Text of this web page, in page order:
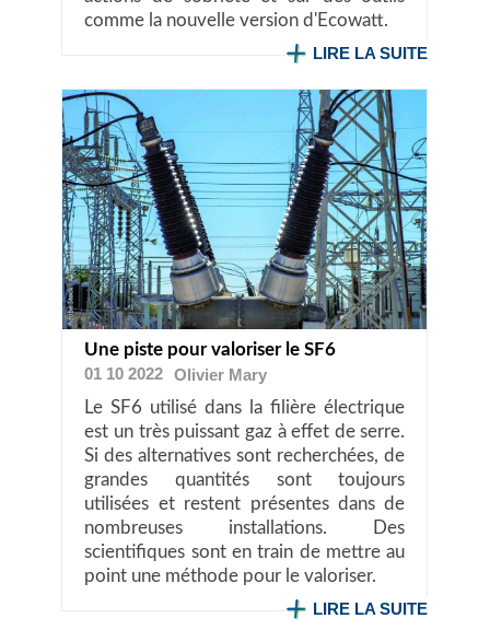
comme la nouvelle version d'Ecowatt.
LIRE LA SUITE
Une piste pour valoriser le SF6
01 10 2022
Olivier Mary
Le SF6 utilisé dans la filière électrique
est un très puissant gaz à effet de serre.
Si des alternatives sont recherchées, de
grandes quantités sont toujours
utilisées et restent présentes dans de
nombreuses installations. Des
scientifiques sont en train de mettre au
point une méthode pour le valoriser.
LIRE LA SUITE